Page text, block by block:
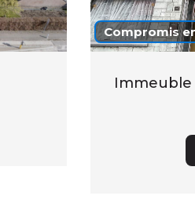
Compromis
Immeuble